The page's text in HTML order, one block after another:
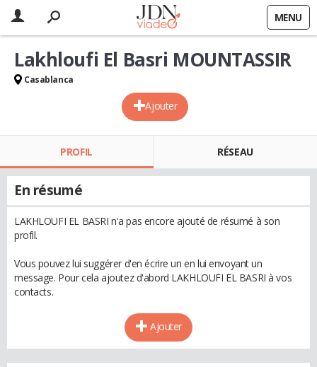
MENU
Ajouter
Lakhloufi El Basri MOUNTASSIR
Casablanca
PROFIL RÉSEAU
En résumé
LAKHLOUFI EL BASRI n'a pas encore ajouté de résumé à son
profil.
Vous pouvez lui suggérer d'en écrire un en lui envoyant un
message. Pour cela ajoutez d'abord LAKHLOUFI EL BASRI à vos
contacts.
Ajouter